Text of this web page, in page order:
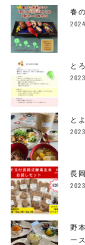
春
と
と
長
野
ー